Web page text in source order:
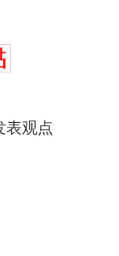
表观点